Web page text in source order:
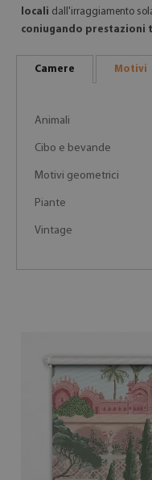
locali dall'irraggiamento
coniugando prestazioni
Camere Motivi
Animali
Cibo e bevande
Motivi geometrici
Piante
Vintage